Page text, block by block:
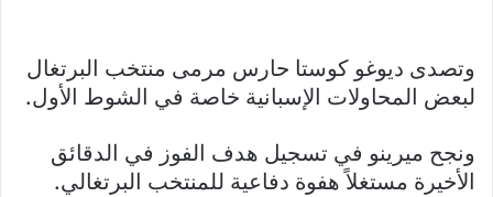
وتصدى ديوغو كوستا حارس مرمى منتخب البرتغال
لبعض المحاولات الإسبانية خاصة في الشوط الأول.
ونجح ميرينو في تسجيل هدف الفوز في الدقائق
الأخيرة مستغلاً هفوة دفاعية للمنتخب البرتغالي.